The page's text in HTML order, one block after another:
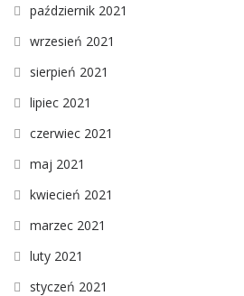
październik 2021
wrzesień 2021
sierpień 2021
lipiec 2021
czerwiec 2021
maj 2021
kwiecień 2021
marzec 2021
luty 2021
styczeń 2021